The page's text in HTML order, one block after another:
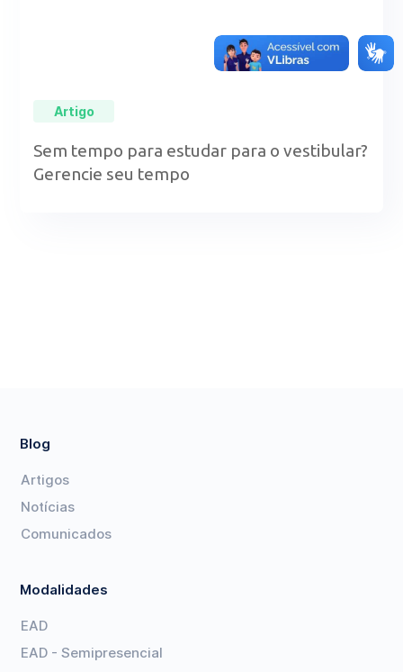
Artigo
Sem tempo para estudar para o vestibular?
Gerencie seu tempo
Blog
Artigos
Notícias
Comunicados
Modalidades
EAD
EAD - Semipresencial